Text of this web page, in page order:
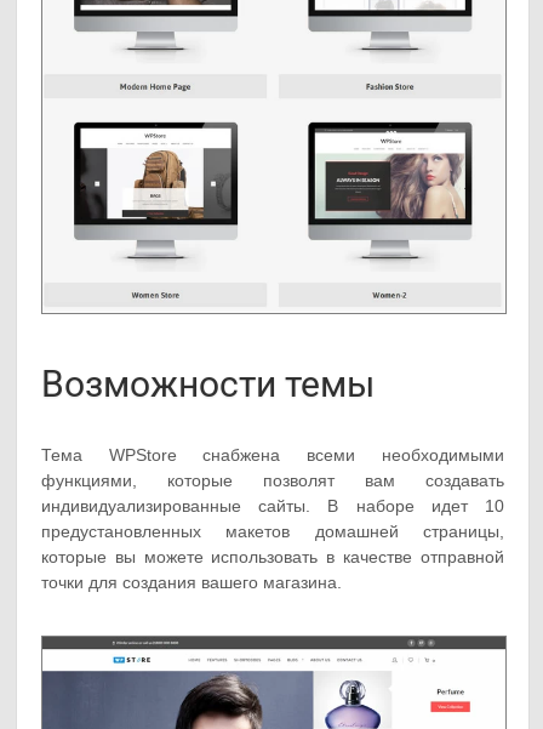
Возможности темы
Тема WPStore снабжена всеми необходимыми
функциями, которые позволят вам создавать
индивидуализированные сайты. В наборе идет 10
предустановленных макетов домашней страницы,
которые вы можете использовать в качестве отправной
точки для создания вашего магазина.